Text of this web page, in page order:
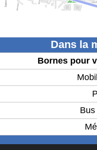
Dans la
Bornes pour